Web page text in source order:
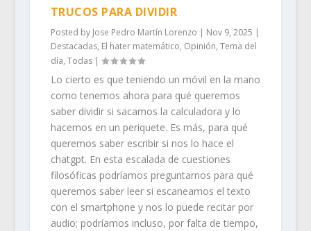
TRUCOS PARA DIVIDIR
Posted by Jose Pedro Martín Lorenzo | Nov 9, 2025 |
Destacadas, El hater matemático, Opinión, Tema del
día, Todas|
Lo cierto es que teniendo un móvil en la mano
como tenemos ahora para qué queremos
saber dividir si sacamos la calculadora y lo
hacemos en un periquete. Es más, para qué
queremos saber escribir si nos lo hace el
chatgpt. En esta escalada de cuestiones
filosóficas podríamos preguntarnos para qué
queremos saber leer si escaneamos el texto
con el smartphone y nos lo puede recitar por
audio; podríamos incluso, por falta de tiempo,